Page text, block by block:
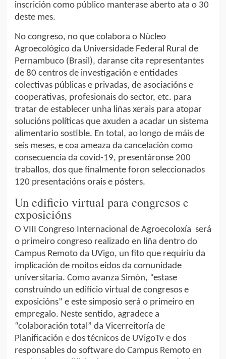
inscrición como público manterase aberto ata o 30
deste mes.
No congreso, no que colabora o Núcleo
Agroecológico da Universidade Federal Rural de
Pernambuco (Brasil), daranse cita representantes
de 80 centros de investigación e entidades
colectivas públicas e privadas, de asociacións e
cooperativas, profesionais do sector, etc. para
tratar de establecer unha liñas xerais para atopar
solucións políticas que axuden a acadar un sistema
alimentario sostible. En total, ao longo de máis de
seis meses, e coa ameaza da cancelación como
consecuencia da covid-19, presentáronse 200
traballos, dos que finalmente foron seleccionados
120 presentacións orais e pósters.
Un edificio virtual para congresos e
exposicións
O VIII Congreso Internacional de Agroecoloxía será
o primeiro congreso realizado en liña dentro do
Campus Remoto da UVigo, un fito que requiriu da
implicación de moitos eidos da comunidade
universitaria. Como avanza Simón, “estase
construíndo un edificio virtual de congresos e
exposicións” e este simposio será o primeiro en
empregalo. Neste sentido, agradece a
“colaboración total” da Vicerreitoría de
Planificación e dos técnicos de UVigoTv e dos
responsables do software do Campus Remoto en